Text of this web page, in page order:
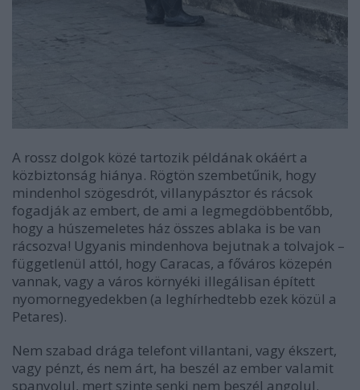
A rossz dolgok közé tartozik példának okáért a
közbiztonság hiánya. Rögtön szembetűnik, hogy
mindenhol szögesdrót, villanypásztor és rácsok
fogadják az embert, de ami a legmegdöbbentőbb,
hogy a húszemeletes ház összes ablaka is be van
rácsozva! Ugyanis mindenhova bejutnak a tolvajok –
függetlenül attól, hogy Caracas, a főváros közepén
vannak, vagy a város környéki illegálisan épített
nyomornegyedekben (a leghírhedtebb ezek közül a
Petares).
Nem szabad drága telefont villantani, vagy ékszert,
vagy pénzt, és nem árt, ha beszél az ember valamit
spanyolul, mert szinte senki nem beszél angolul.